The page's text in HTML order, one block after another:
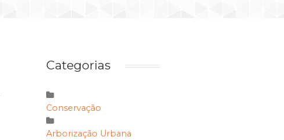
Categorias
Conservação
Arborização Urbana